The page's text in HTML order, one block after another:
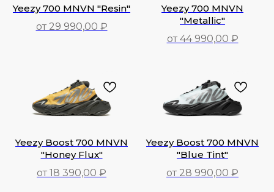
Yeezy 700 MNVN "Resin"
от 29 990,00 ₽
Yeezy 700 MNVN
"Metallic"
от 44 990,00 ₽
Yeezy Boost 700 MNVN
"Honey Flux"
от 18 390,00 ₽
Yeezy Boost 700 MNVN
"Blue Tint"
от 28 990,00 ₽